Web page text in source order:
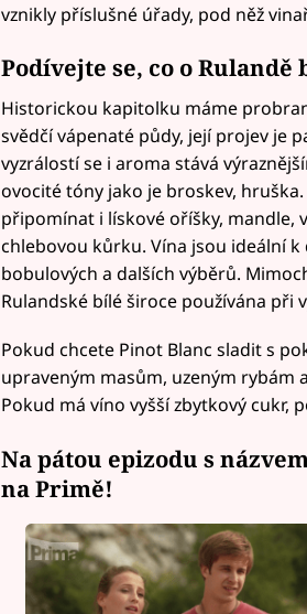
vznikly příslušné úřady, pod něž
Podívejte se, co o
Historickou kapitolku máme
svědčí vápenaté půdy, její projev je
vyzrálostí se i aroma stává
ovocité tóny jako je broskev,
připomínat i lískové oříšky, mandle,
chlebovou kůrku. Vína jsou ideální
bobulových a dalších výběrů.
Rulandské bílé široce používána při
Pokud chcete Pinot Blanc sladit s
upraveným masům, uzeným rybám
Pokud má víno vyšší zbytkový cukr,
Na pátou epizodu s
na Primě!